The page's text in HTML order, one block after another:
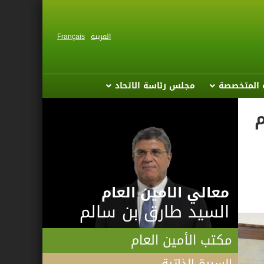
العربية Français
المتخصصة مجلس رئاسة الاتحاد
معالي الامين العام
السيد طارق بن سالم
مكتب الأمين العام